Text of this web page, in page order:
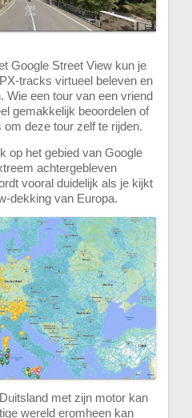
Google Street View kun je
tracks virtueel beleven en
Wie een tour van een vriend
gemakkelijk beoordelen of
deze tour zelf te rijden.
op het gebied van Google
achtergebleven
vooral duidelijk als je kijkt
dekking van Europa.
met zijn motor kan
wereld eromheen kan